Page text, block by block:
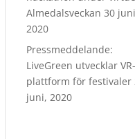
Almedalsveckan 30
2020
Pressmeddelande:
LiveGreen utvecklar VR-
plattform för festivaler
juni, 2020